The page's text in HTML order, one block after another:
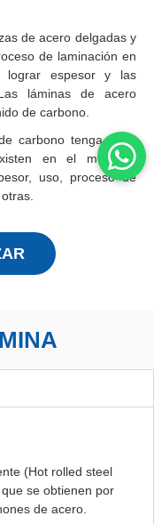
de acero delgadas y
de laminación en
espesor y las
láminas de acero
de carbono.
carbono tenga, esta
en el mercado
uso, proceso de
(Hot rolled steel
se obtienen por
de acero.